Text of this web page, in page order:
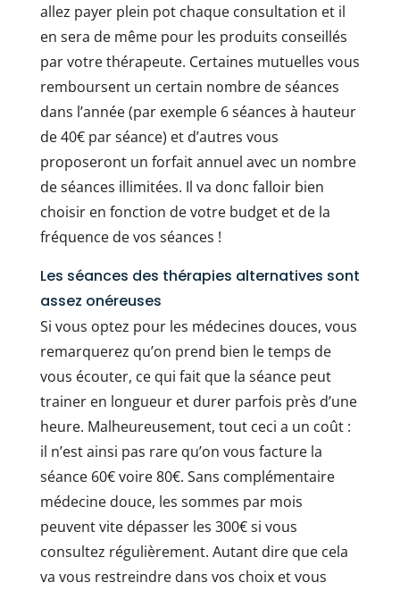
allez payer plein pot chaque consultation et il
en sera de même pour les produits conseillés
par votre thérapeute. Certaines mutuelles vous
remboursent un certain nombre de séances
dans l’année (par exemple 6 séances à hauteur
de 40€ par séance) et d’autres vous
proposeront un forfait annuel avec un nombre
de séances illimitées. Il va donc falloir bien
choisir en fonction de votre budget et de la
fréquence de vos séances !
Les séances des thérapies alternatives sont
assez onéreuses
Si vous optez pour les médecines douces, vous
remarquerez qu’on prend bien le temps de
vous écouter, ce qui fait que la séance peut
trainer en longueur et durer parfois près d’une
heure. Malheureusement, tout ceci a un coût :
il n’est ainsi pas rare qu’on vous facture la
séance 60€ voire 80€. Sans complémentaire
médecine douce, les sommes par mois
peuvent vite dépasser les 300€ si vous
consultez régulièrement. Autant dire que cela
va vous restreindre dans vos choix et vous